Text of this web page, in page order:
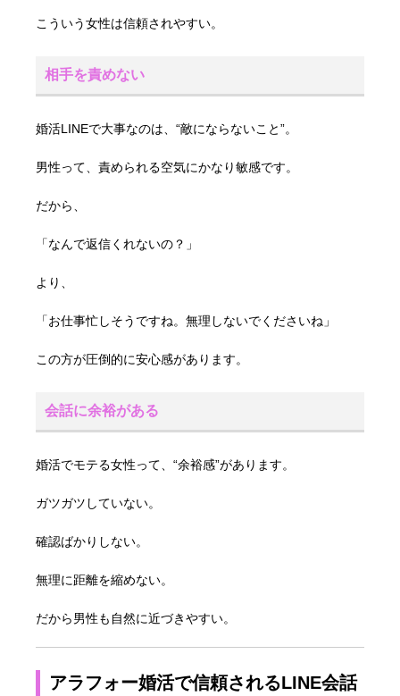
こういう女性は信頼されやすい。
相手を責めない
婚活LINEで大事なのは、“敵にならないこと”。
男性って、責められる空気にかなり敏感です。
だから、
「なんで返信くれないの？」
より、
「お仕事忙しそうですね。無理しないでくださいね」
この方が圧倒的に安心感があります。
会話に余裕がある
婚活でモテる女性って、“余裕感”があります。
ガツガツしていない。
確認ばかりしない。
無理に距離を縮めない。
だから男性も自然に近づきやすい。
アラフォー婚活で信頼されるLINE会話